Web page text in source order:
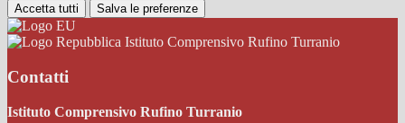
Accetta tutti Salva le preferenze
Istituto Comprensivo Rufino Turranio
Contatti
Istituto Comprensivo Rufino Turranio